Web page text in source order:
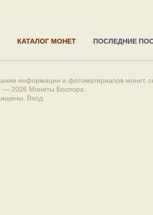
КАТАЛОГ МОНЕТ ПОСЛЕДНИЕ
информации и фотоматериалов монет,
— 2026 Монеты Боспора
Вход